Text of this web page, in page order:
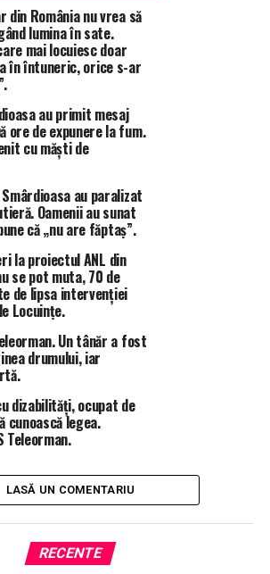
pe drumurile publice, să se
de la unii la alții, fără ca DIICOT
în acest caz:
octombrie a.c., polițiștii din
au identificat pe strada Cuza
un autoturism condus de un tânăr în
din Alexandria.
conducătorului auto,
cu aparatul Drugtest care a indicat
susceptibile de a avea efect
condus la spital unde i-au fost
dosar penal sub aspectul
de “conducerea unui autovehicul
psihoactive”, fiindu-i reținut
întocmit un dosar penal pentru o
competența lor, însă așteptăm cu
de la DIICOT, pentru că în
structuri, deși ar fi de muncă, dacă ar
din România nu vrea să
lumina în sate.
mai locuiesc doar
în întuneric, orice s-ar
au primit mesaj
ore de expunere la fum.
cu măști de
au paralizat
Oamenii au sunat
că „nu are făptaș”.
la proiectul ANL din
se pot muta, 70 de
de lipsa intervenției
Locuințe.
Un tânăr a fost
drumului, iar
dizabilități, ocupat de
cunoască legea.
Teleorman.
LASĂ UN COMENTARIU
RECENTE